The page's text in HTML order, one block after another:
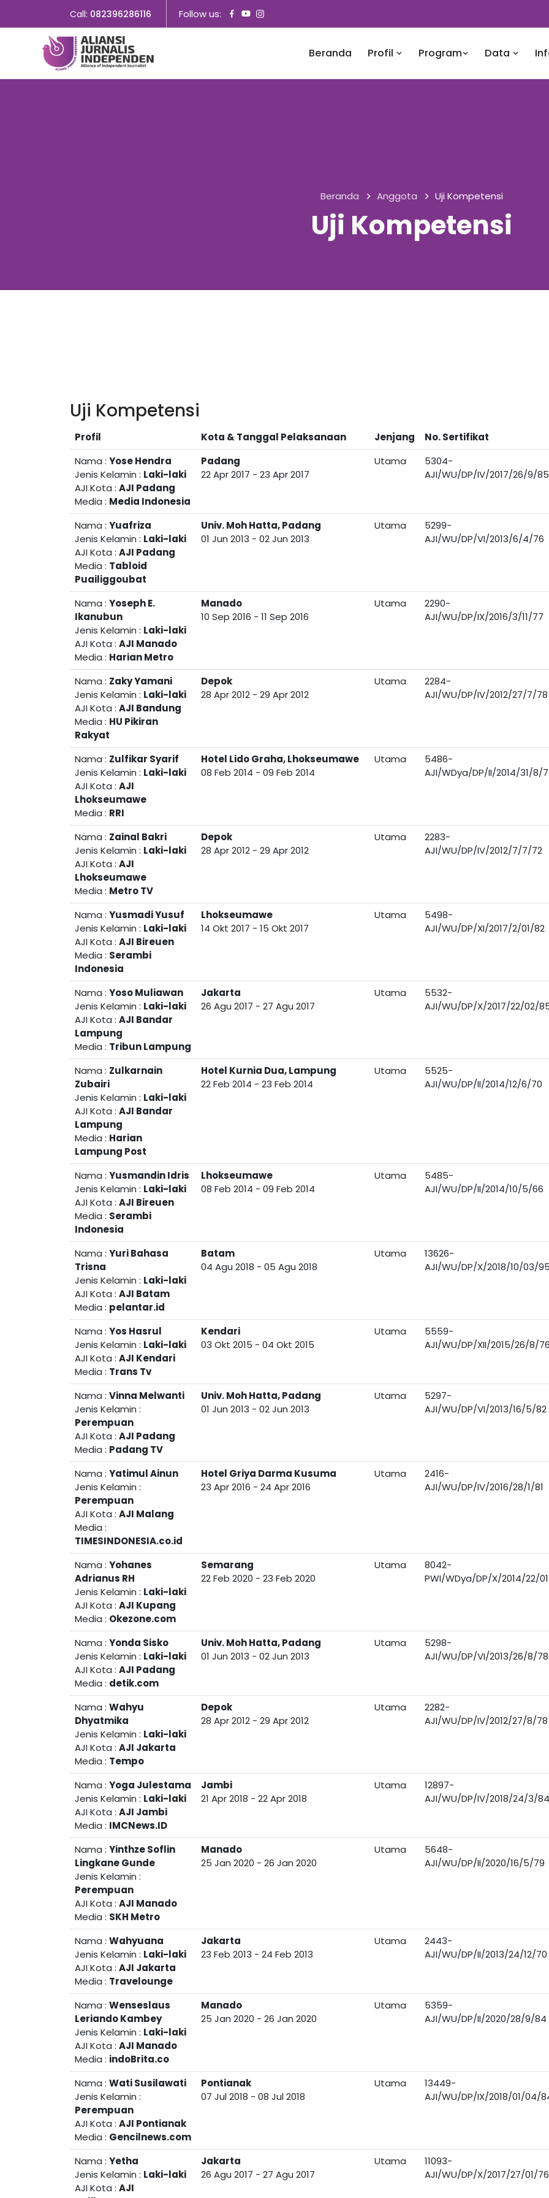
Call: 082396286116 Follow us:
Beranda Profil Program Data
Beranda Anggota Uji Kompetensi
Uji Kompetensi
Uji Kompetensi
Profil Kota & Tanggal Pelaksanaan Jenjang
No. Sertifikat
Nama : Yose Hendra
Jenis Kelamin : Laki-laki
AJI Kota : AJI Padang
Media : Media Indonesia
Padang
22 Apr 2017 - 23 Apr 2017
Utama
5304-
AJI/WU/DP/IV/2017/26/9/85
Nama : Yuafriza
Jenis Kelamin : Laki-laki
AJI Kota : AJI Padang
Media : Tabloid
Puailiggoubat
Univ. Moh Hatta, Padang
01 Jun 2013 - 02 Jun 2013
Utama
5299-
AJI/WU/DP/VI/2013/6/4/76
Nama : Yoseph E.
Ikanubun
Jenis Kelamin : Laki-laki
AJI Kota : AJI Manado
Media : Harian Metro
Manado
10 Sep 2016 - 11 Sep 2016
Utama
2290-
AJI/WU/DP/IX/2016/3/11/77
Nama : Zaky Yamani
Jenis Kelamin : Laki-laki
AJI Kota : AJI Bandung
Media : HU Pikiran
Rakyat
Depok
28 Apr 2012 - 29 Apr 2012
Utama
2284-
AJI/WU/DP/IV/2012/27/7/78
Nama : Zulfikar Syarif
Jenis Kelamin : Laki-laki
AJI Kota : AJI
Lhokseumawe
Media : RRI
Hotel Lido Graha, Lhokseumawe
08 Feb 2014 - 09 Feb 2014
Utama
5486-
AJI/WDya/DP/II/2014/31/8/
Nama : Zainal Bakri
Jenis Kelamin : Laki-laki
AJI Kota : AJI
Lhokseumawe
Media : Metro TV
Depok
28 Apr 2012 - 29 Apr 2012
Utama
2283-
AJI/WU/DP/IV/2012/7/7/72
Nama : Yusmadi Yusuf
Jenis Kelamin : Laki-laki
AJI Kota : AJI Bireuen
Media : Serambi
Indonesia
Lhokseumawe
14 Okt 2017 - 15 Okt 2017
Utama
5498-
AJI/WU/DP/XI/2017/2/01/82
Nama : Yoso Muliawan
Jenis Kelamin : Laki-laki
AJI Kota : AJI Bandar
Lampung
Media : Tribun Lampung
Jakarta
26 Agu 2017 - 27 Agu 2017
Utama
5532-
AJI/WU/DP/X/2017/22/02/
Nama : Zulkarnain
Zubairi
Jenis Kelamin : Laki-laki
AJI Kota : AJI Bandar
Lampung
Media : Harian
Lampung Post
Hotel Kurnia Dua, Lampung
22 Feb 2014 - 23 Feb 2014
Utama
5525-
AJI/WU/DP/II/2014/12/6/70
Nama : Yusmandin Idris
Jenis Kelamin : Laki-laki
AJI Kota : AJI Bireuen
Media : Serambi
Indonesia
Lhokseumawe
08 Feb 2014 - 09 Feb 2014
Utama
5485-
AJI/WU/DP/II/2014/10/5/66
Nama : Yuri Bahasa
Trisna
Jenis Kelamin : Laki-laki
AJI Kota : AJI Batam
Media : pelantar.id
Batam
04 Agu 2018 - 05 Agu 2018
Utama
13626-
AJI/WU/DP/X/2018/10/03/
Nama : Yos Hasrul
Jenis Kelamin : Laki-laki
AJI Kota : AJI Kendari
Media : Trans Tv
Kendari
03 Okt 2015 - 04 Okt 2015
Utama
5559-
AJI/WU/DP/XII/2015/26/8/
Nama : Vinna Melwanti
Jenis Kelamin :
Perempuan
AJI Kota : AJI Padang
Media : Padang TV
Univ. Moh Hatta, Padang
01 Jun 2013 - 02 Jun 2013
Utama
5297-
AJI/WU/DP/VI/2013/16/5/82
Nama : Yatimul Ainun
Jenis Kelamin :
Perempuan
AJI Kota : AJI Malang
Media :
TIMESINDONESIA.co.id
Hotel Griya Darma Kusuma
23 Apr 2016 - 24 Apr 2016
Utama
2416-
AJI/WU/DP/IV/2016/28/1/81
Nama : Yohanes
Adrianus RH
Jenis Kelamin : Laki-laki
AJI Kota : AJI Kupang
Media : Okezone.com
Semarang
22 Feb 2020 - 23 Feb 2020
Utama
8042-
PWI/WDya/DP/X/2014/22/
Nama : Yonda Sisko
Jenis Kelamin : Laki-laki
AJI Kota : AJI Padang
Media : detik.com
Univ. Moh Hatta, Padang
01 Jun 2013 - 02 Jun 2013
Utama
5298-
AJI/WU/DP/VI/2013/26/8/78
Nama : Wahyu
Dhyatmika
Jenis Kelamin : Laki-laki
AJI Kota : AJI Jakarta
Media : Tempo
Depok
28 Apr 2012 - 29 Apr 2012
Utama
2282-
AJI/WU/DP/IV/2012/27/8/78
Nama : Yoga Julestama
Jenis Kelamin : Laki-laki
AJI Kota : AJI Jambi
Media : IMCNews.ID
Jambi
21 Apr 2018 - 22 Apr 2018
Utama
12897-
AJI/WU/DP/IV/2018/24/3/84
Nama : Yinthze Soflin
Lingkane Gunde
Jenis Kelamin :
Perempuan
AJI Kota : AJI Manado
Media : SKH Metro
Manado
25 Jan 2020 - 26 Jan 2020
Utama
5648-
AJI/WU/DP/II/2020/16/5/79
Nama : Wahyuana
Jenis Kelamin : Laki-laki
AJI Kota : AJI Jakarta
Media : Travelounge
Jakarta
23 Feb 2013 - 24 Feb 2013
Utama
2443-
AJI/WU/DP/II/2013/24/12/70
Nama : Wenseslaus
Leriando Kambey
Jenis Kelamin : Laki-laki
AJI Kota : AJI Manado
Media : indoBrita.co
Manado
25 Jan 2020 - 26 Jan 2020
Utama
5359-
AJI/WU/DP/II/2020/28/9/84
Nama : Wati Susilawati
Jenis Kelamin :
Perempuan
AJI Kota : AJI Pontianak
Media : Gencilnews.com
Pontianak
07 Jul 2018 - 08 Jul 2018
Utama
13449-
AJI/WU/DP/IX/2018/01/04/
Nama : Yetha
Jenis Kelamin : Laki-laki
AJI Kota : AJI
Jakarta
26 Agu 2017 - 27 Agu 2017
Utama
11093-
AJI/WU/DP/X/2017/27/01/76